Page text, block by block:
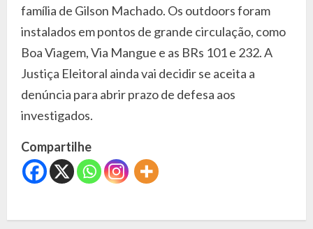
família de Gilson Machado. Os outdoors foram
instalados em pontos de grande circulação, como
Boa Viagem, Via Mangue e as BRs 101 e 232. A
Justiça Eleitoral ainda vai decidir se aceita a
denúncia para abrir prazo de defesa aos
investigados.
Compartilhe
C